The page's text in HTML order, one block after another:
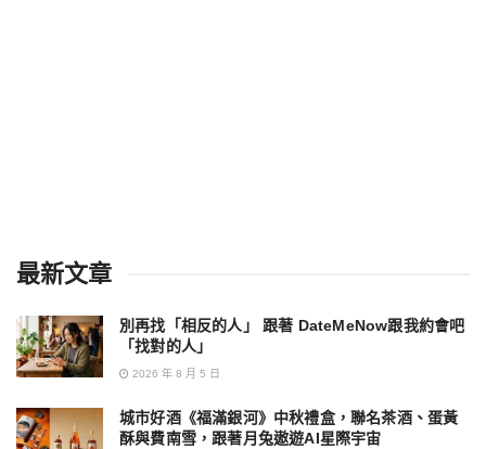
最新文章
別再找「相反的人」 跟著 DateMeNow跟我約會吧
「找對的人」
2026 年 8 月 5 日
城市好酒《福滿銀河》中秋禮盒，聯名茶酒、蛋黃
酥與費南雪，跟著月兔遨遊AI星際宇宙